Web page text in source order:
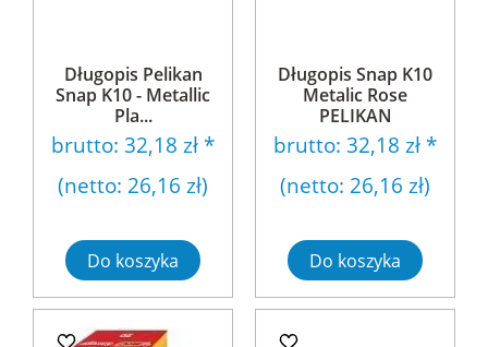
Długopis Pelikan
Snap K10 - Metallic
Pla...
brutto: 32,18 zł *
(netto: 26,16 zł)
Do koszyka
Długopis Snap K10
Metalic Rose
PELIKAN
brutto: 32,18 zł *
(netto: 26,16 zł)
Do koszyka